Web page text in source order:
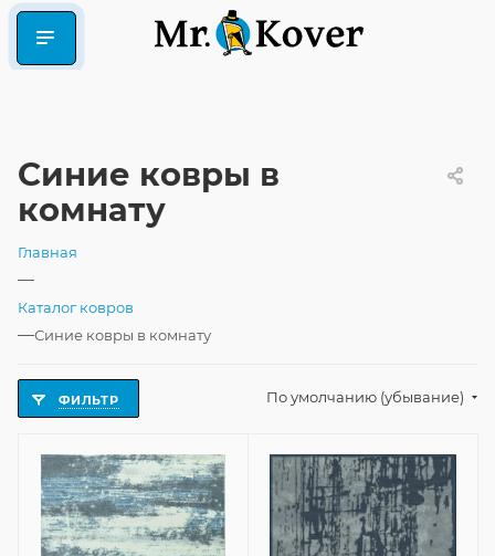
Синие ковры в
комнату
Главная
—
Каталог ковров
—Синие ковры в комнату
ФИЛЬТР По умолчанию (убывание)